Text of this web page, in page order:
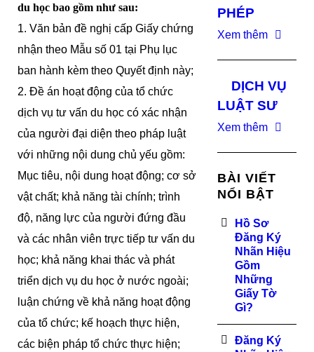
du học bao gồm như sau:
1. Văn bản đề nghị cấp Giấy chứng
nhận theo Mẫu số 01 tại Phụ lục
ban hành kèm theo Quyết định này;
2. Đề án hoạt động của tổ chức
dịch vụ tư vấn du học có xác nhận
của người đại diện theo pháp luật
với những nội dung chủ yếu gồm:
Mục tiêu, nội dung hoạt động; cơ sở
vật chất; khả năng tài chính; trình
độ, năng lực của người đứng đầu
và các nhân viên trực tiếp tư vấn du
học; khả năng khai thác và phát
triển dịch vụ du học ở nước ngoài;
luận chứng về khả năng hoạt động
của tổ chức; kế hoạch thực hiện,
các biện pháp tổ chức thực hiện;
PHÉP
Xem thêm
DỊCH VỤ
LUẬT SƯ
Xem thêm
BÀI VIẾT
NỔI BẬT
Hồ Sơ
Đăng Ký
Nhãn Hiệu
Gồm
Những
Giấy Tờ
Gì?
Đăng Ký